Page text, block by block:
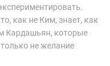
как не Ким, знает, как
Кардашьян, которые
не желание